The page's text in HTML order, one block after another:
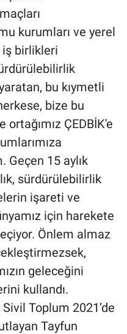
kurumları ve yerel
birlikleri
bu kıymetli
bize bu
ÇEDBİK'e
Geçen 15 aylık
sürdürülebilirlik
işareti ve
için harekete
Önlem almaz
geleceğini
kullandı.
Toplum 2021’de
Tayfun